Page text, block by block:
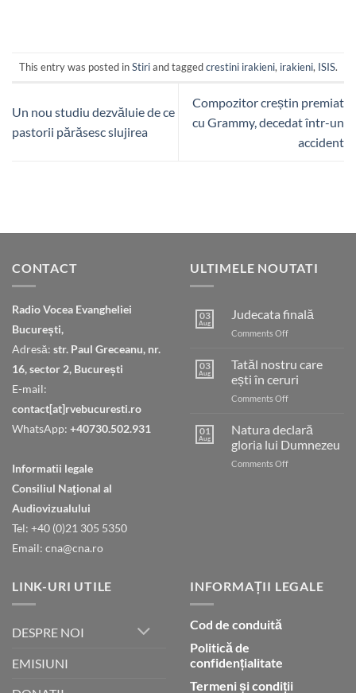
This entry was posted inStiriand taggedcrestini irakieni, irakieni, ISIS.
Un nou studiu dezvăluie de ce
pastorii părăsesc slujirea
Compozitor creștin premiat
cu Grammy, decedat într-un
accident
CONTACT
Radio Vocea Evangheliei
București,
Adresă: str. Paul Greceanu, nr.
16, sector 2, București
E-mail:
contact[at]rvebucuresti.ro
WhatsApp: +40730.502.931
Informatii legale
Consiliul Naţional al
Audiovizualului
Tel: +40 (0)21 305 5350
Email: cna@cna.ro
ULTIMELE NOUTATI
03
Aug
Judecata finală
Comments Offon
03
Aug
Tatăl nostru care
ești în ceruri
Comments Offon
nostru
ești
în
01
Aug
Natura declară
gloria lui Dumnezeu
Comments Offon
LINK-URI UTILE
DESPRE NOI
EMISIUNI
INFORMAȚII LEGALE
Cod de conduită
Politică de
confidențialitate
Termeni și condiții